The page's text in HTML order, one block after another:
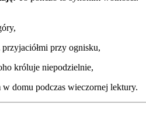
przy ognisku,
króluje niepodzielnie,
domu podczas wieczornej lektury.